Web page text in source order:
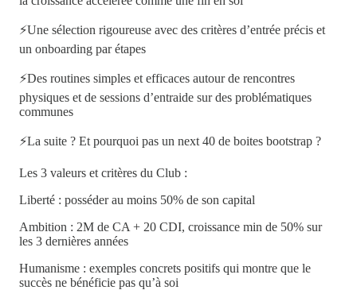
⚡Une sélection rigoureuse avec des critères d’entrée précis et
un onboarding par étapes
⚡Des routines simples et efficaces autour de rencontres
physiques et de sessions d’entraide sur des problématiques
communes
⚡La suite ? Et pourquoi pas un next 40 de boites bootstrap ?
Les 3 valeurs et critères du Club :
Liberté : posséder au moins 50% de son capital
Ambition : 2M de CA + 20 CDI, croissance min de 50% sur
les 3 dernières années
Humanisme : exemples concrets positifs qui montre que le
succès ne bénéficie pas qu’à soi